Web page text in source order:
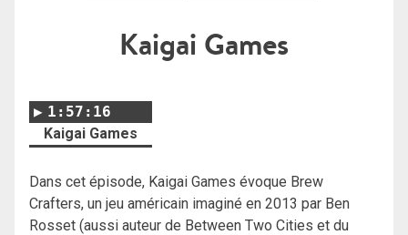
Kaigai Games
1:57:16
Kaigai Games
Dans cet épisode, Kaigai Games évoque Brew
Crafters, un jeu américain imaginé en 2013 par Ben
Rosset (aussi auteur de Between Two Cities et du